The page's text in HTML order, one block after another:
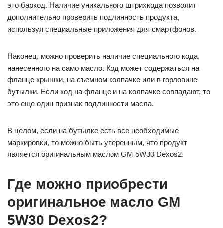
это баркод. Наличие уникального штрихкода позволит
дополнительно проверить подлинность продукта,
используя специальные приложения для смартфонов.
Наконец, можно проверить наличие специального кода,
нанесенного на само масло. Код может содержаться на
фланце крышки, на съемном колпачке или в горловине
бутылки. Если код на фланце и на колпачке совпадают, то
это еще один признак подлинности масла.
В целом, если на бутылке есть все необходимые
маркировки, то можно быть уверенным, что продукт
является оригинальным маслом GM 5W30 Dexos2.
Где можно приобрести
оригинальное масло GM
5W30 Dexos2?